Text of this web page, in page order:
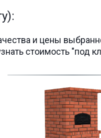
и цены
стоимость "под